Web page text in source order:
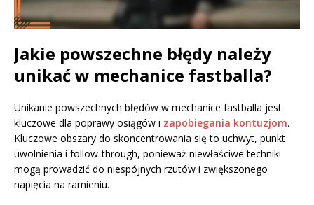
Jakie powszechne błędy należy
unikać w mechanice fastballa?
Unikanie powszechnych błędów w mechanice fastballa jest
kluczowe dla poprawy osiągów i zapobiegania kontuzjom.
Kluczowe obszary do skoncentrowania się to uchwyt, punkt
uwolnienia i follow-through, ponieważ niewłaściwe techniki
mogą prowadzić do niespójnych rzutów i zwiększonego
napięcia na ramieniu.